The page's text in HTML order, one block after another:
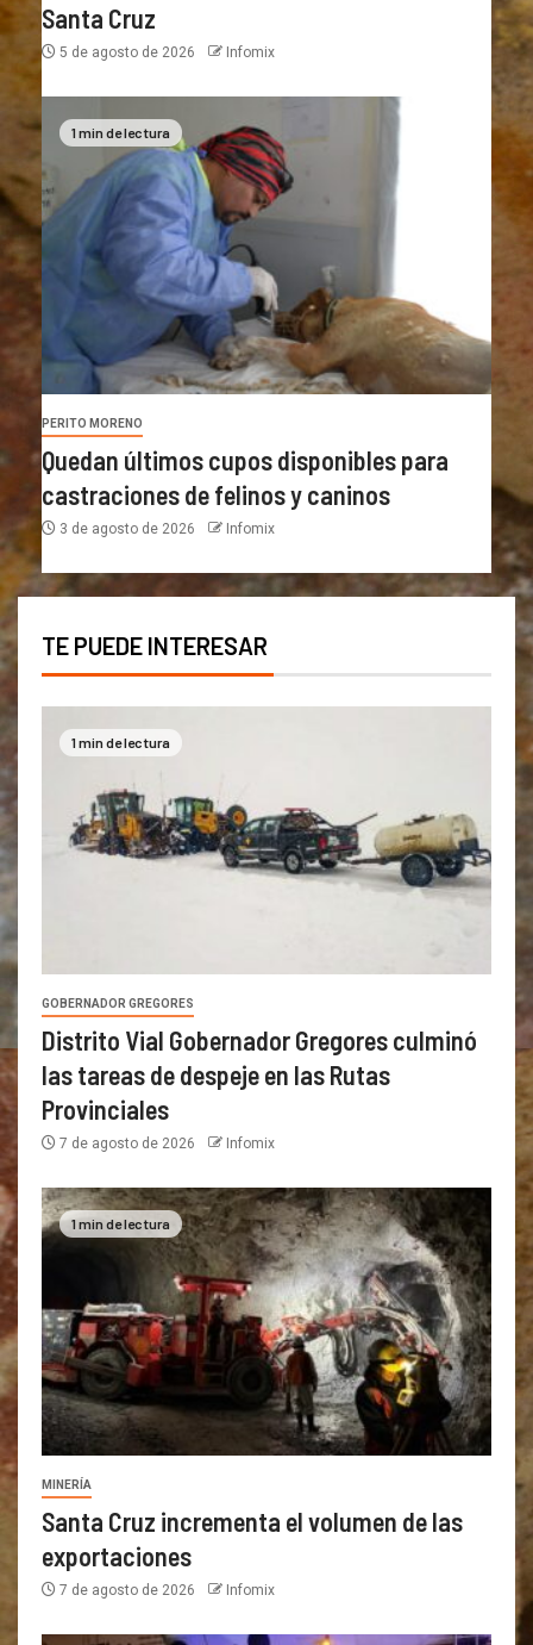
Santa Cruz
5 de agosto de 2026 Infomix
1 min de lectura
PERITO MORENO
Quedan últimos cupos disponibles para
castraciones de felinos y caninos
3 de agosto de 2026 Infomix
TE PUEDE INTERESAR
1 min de lectura
GOBERNADOR GREGORES
Distrito Vial Gobernador Gregores culminó
las tareas de despeje en las Rutas
Provinciales
7 de agosto de 2026 Infomix
1 min de lectura
MINERÍA
Santa Cruz incrementa el volumen de las
exportaciones
7 de agosto de 2026 Infomix